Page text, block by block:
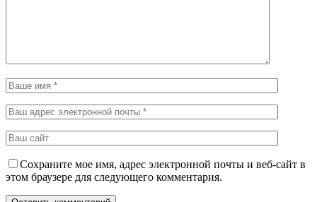
Сохраните мое имя, адрес электронной почты и веб-сайт в
этом браузере для следующего комментария.